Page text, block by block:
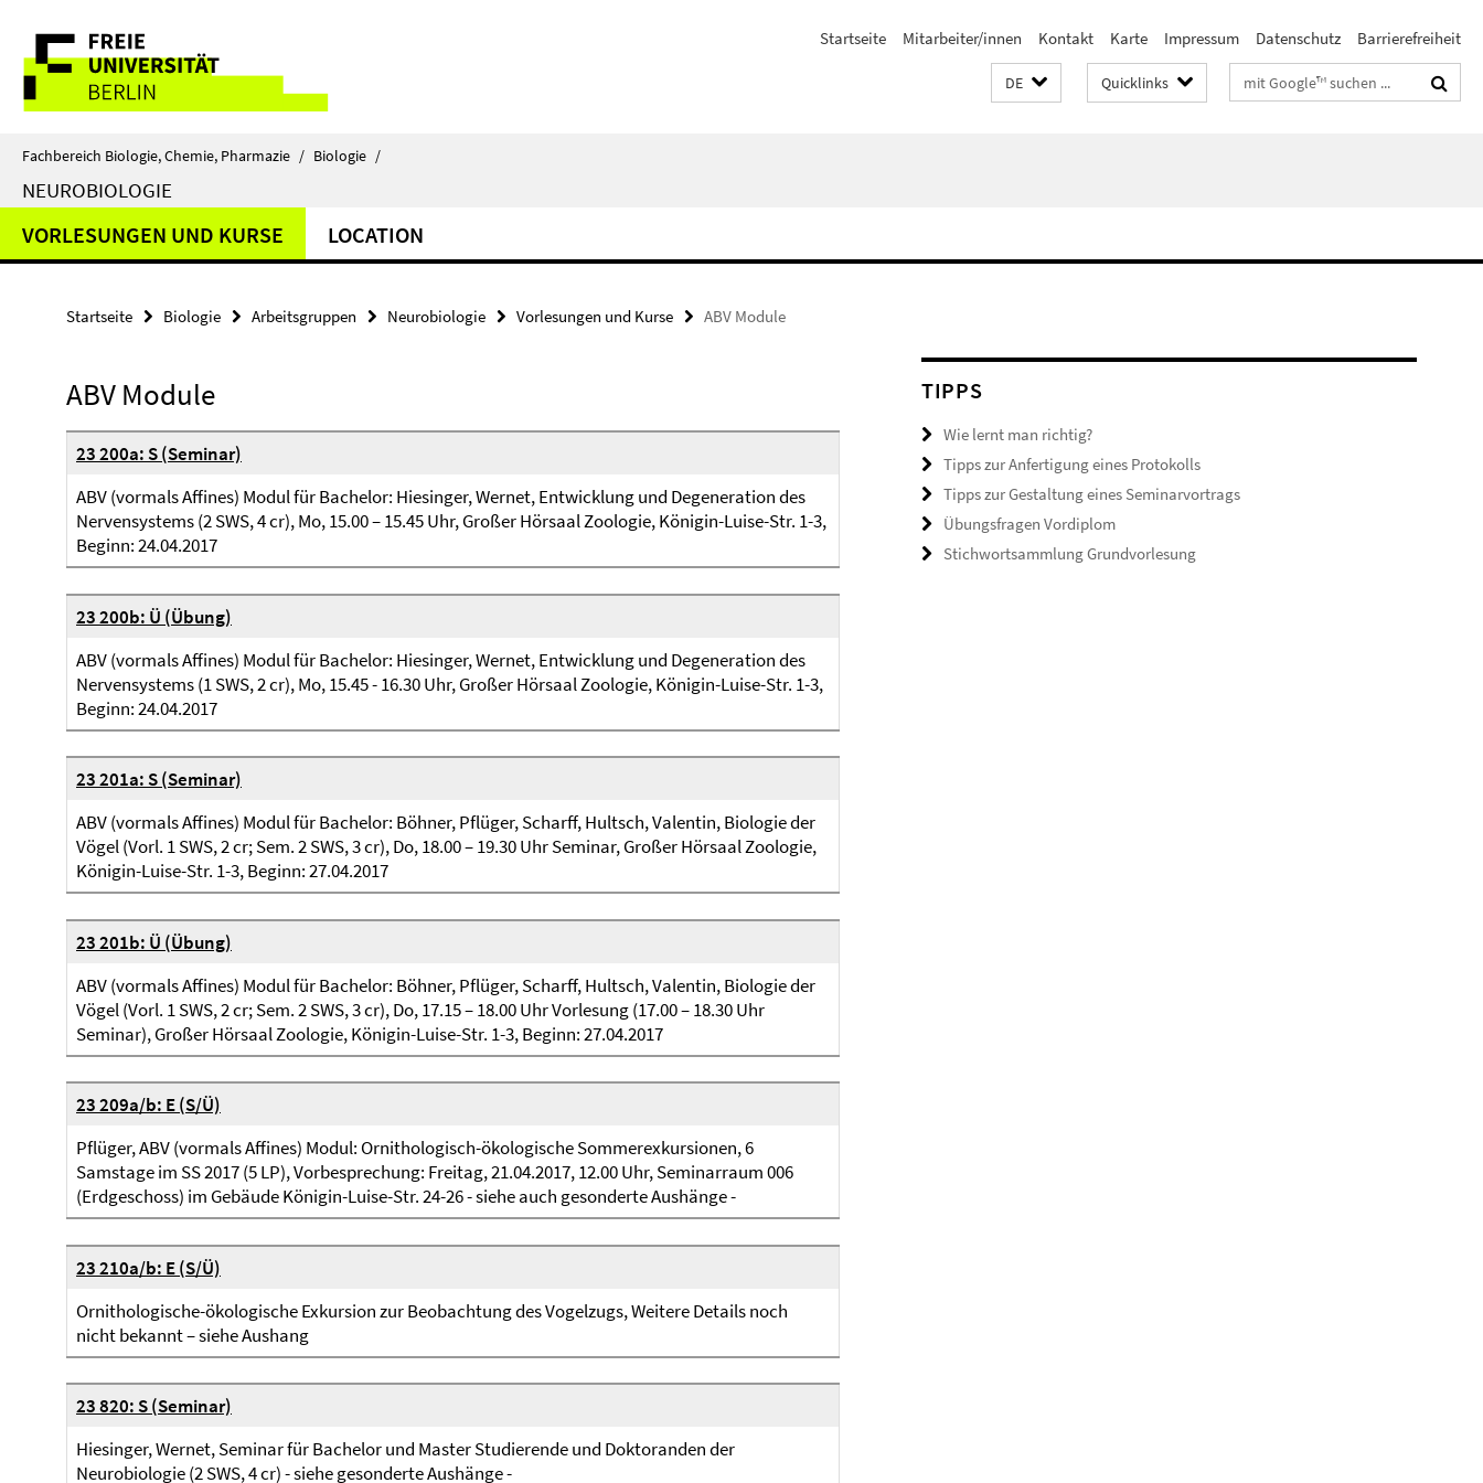
direkt
Inhalt
Service-
Navigation
Startseite Mitarbeiter/innen Kontakt Karte Impressum Datenschutz Barrierefreiheit
DE Quicklinks Suchbegriffe
Fachbereich Biologie, Chemie, Pharmazie / Biologie /
NEUROBIOLOGIE
VORLESUNGEN UND KURSE LOCATION
Startseite Biologie Arbeitsgruppen Neurobiologie Vorlesungen und Kurse ABV Module
ABV Module
23 200a: S (Seminar)
ABV (vormals Affines) Modul für Bachelor: Hiesinger, Wernet, Entwicklung und Degeneration des
Nervensystems (2 SWS, 4 cr), Mo, 15.00 – 15.45 Uhr, Großer Hörsaal Zoologie, Königin-Luise-Str. 1-3,
Beginn: 24.04.2017
23 200b: Ü (Übung)
ABV (vormals Affines) Modul für Bachelor: Hiesinger, Wernet, Entwicklung und Degeneration des
Nervensystems (1 SWS, 2 cr), Mo, 15.45 - 16.30 Uhr, Großer Hörsaal Zoologie, Königin-Luise-Str. 1-3,
Beginn: 24.04.2017
23 201a: S (Seminar)
ABV (vormals Affines) Modul für Bachelor: Böhner, Pflüger, Scharff, Hultsch, Valentin, Biologie der
Vögel (Vorl. 1 SWS, 2 cr; Sem. 2 SWS, 3 cr), Do, 18.00 – 19.30 Uhr Seminar, Großer Hörsaal Zoologie,
Königin-Luise-Str. 1-3, Beginn: 27.04.2017
23 201b: Ü (Übung)
ABV (vormals Affines) Modul für Bachelor: Böhner, Pflüger, Scharff, Hultsch, Valentin, Biologie der
Vögel (Vorl. 1 SWS, 2 cr; Sem. 2 SWS, 3 cr), Do, 17.15 – 18.00 Uhr Vorlesung (17.00 – 18.30 Uhr
Seminar), Großer Hörsaal Zoologie, Königin-Luise-Str. 1-3, Beginn: 27.04.2017
23 209a/b: E (S/Ü)
Pflüger, ABV (vormals Affines) Modul: Ornithologisch-ökologische Sommerexkursionen, 6
Samstage im SS 2017 (5 LP), Vorbesprechung: Freitag, 21.04.2017, 12.00 Uhr, Seminarraum 006
(Erdgeschoss) im Gebäude Königin-Luise-Str. 24-26 - siehe auch gesonderte Aushänge -
23 210a/b: E (S/Ü)
Ornithologische-ökologische Exkursion zur Beobachtung des Vogelzugs, Weitere Details noch
nicht bekannt – siehe Aushang
23 820: S (Seminar)
Hiesinger, Wernet, Seminar für Bachelor und Master Studierende und Doktoranden der
Neurobiologie (2 SWS, 4 cr) - siehe gesonderte Aushänge -
TIPPS
Wie lernt man richtig?
Tipps zur Anfertigung eines Protokolls
Tipps zur Gestaltung eines Seminarvortrags
Übungsfragen Vordiplom
Stichwortsammlung Grundvorlesung